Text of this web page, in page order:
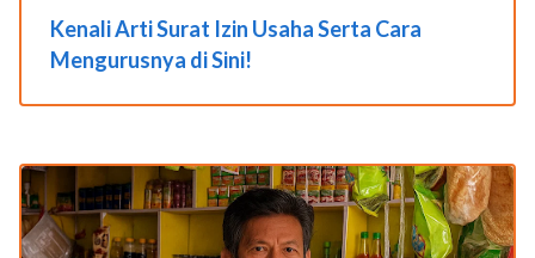
Kenali Arti Surat Izin Usaha Serta Cara
Mengurusnya di Sini!